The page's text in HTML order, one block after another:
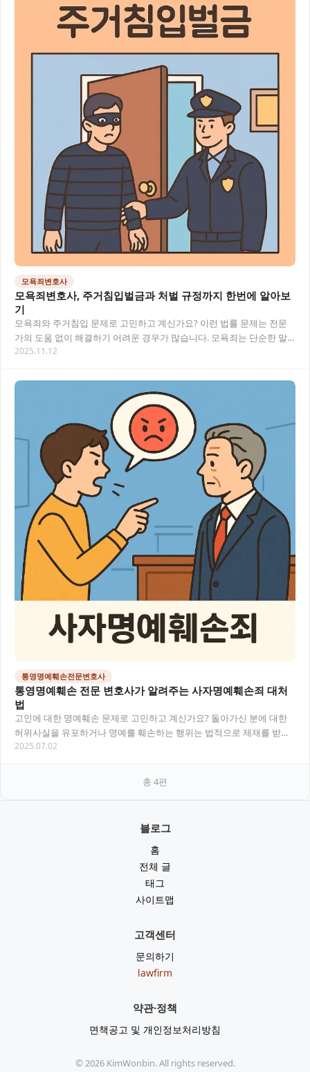
모욕죄변호사
모욕죄변호사, 주거침입벌금과 처벌 규정까지 한번에 알아보
기
모욕죄와 주거침입 문제로 고민하고 계신가요? 이런 법률 문제는 전문
가의 도움 없이 해결하기 어려운 경우가 많습니다. 모욕죄는 단순한 말
싸움으로 생각하다가 큰 처벌을 받게 되는 경우…
2025.11.12
통영명예훼손전문변호사
통영명예훼손 전문 변호사가 알려주는 사자명예훼손죄 대처
법
고인에 대한 명예훼손 문제로 고민하고 계신가요? 돌아가신 분에 대한
허위사실을 유포하거나 명예를 훼손하는 행위는 법적으로 제재를 받을
수 있어요. 오늘은 통영명예훼손 전문 변호사로…
2025.07.02
총 4편
블로그
홈
전체 글
태그
사이트맵
고객센터
문의하기
lawfirm
약관·정책
면책공고 및 개인정보처리방침
© 2026KimWonbin. All rights reserved.